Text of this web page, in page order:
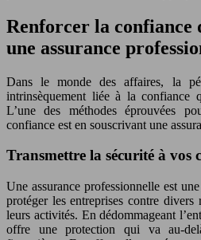
Renforcer la confiance
une assurance
Dans le monde des affaires, la
intrinsèquement liée à la confiance
L’une des méthodes éprouvées
confiance est en souscrivant une
Transmettre la sécurité à vos
Une assurance professionnelle est
protéger les entreprises contre divers
leurs activités. En dédommageant
offre une protection qui va au-